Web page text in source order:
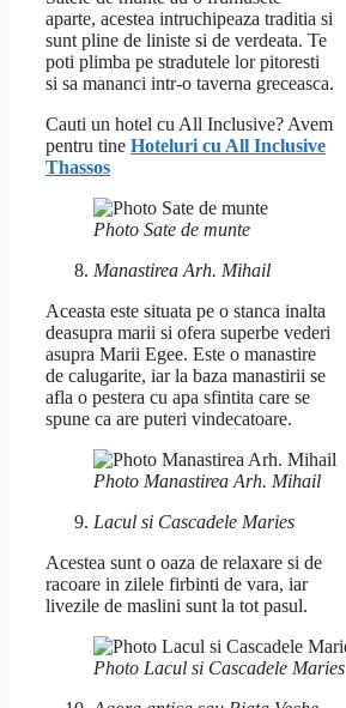
aparte, acestea intruchipeaza traditia si
sunt pline de liniste si de verdeata. Te
poti plimba pe stradutele lor pitoresti
si sa mananci intr-o taverna greceasca.
Cauti un hotel cu All Inclusive? Avem
pentru tine Hoteluri cu All Inclusive
Thassos
Photo Sate de munte
Manastirea Arh. Mihail
Aceasta este situata pe o stanca inalta
deasupra marii si ofera superbe vederi
asupra Marii Egee. Este o manastire
de calugarite, iar la baza manastirii se
afla o pestera cu apa sfintita care se
spune ca are puteri vindecatoare.
Photo Manastirea Arh. Mihail
Lacul si Cascadele Maries
Acestea sunt o oaza de relaxare si de
racoare in zilele firbinti de vara, iar
livezile de maslini sunt la tot pasul.
Photo Lacul si Cascadele Maries